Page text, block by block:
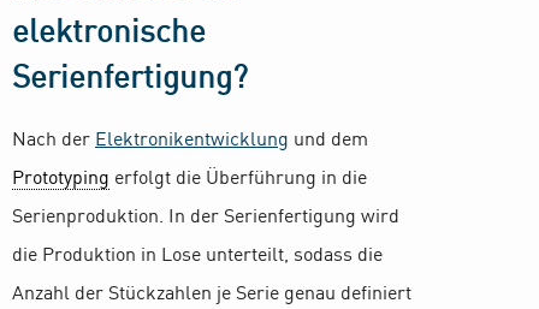
elektronische
Serienfertigung?
Nach der Elektronikentwicklung und dem
Prototyping erfolgt die Überführung in die
Serienproduktion. In der Serienfertigung wird
die Produktion in Lose unterteilt, sodass die
Anzahl der Stückzahlen je Serie genau definiert